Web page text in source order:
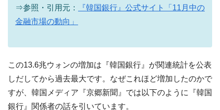
『Money1』
韓国･李在明「青年層の雇用状況が悪い。せ
や、若者に起業させよう」⇒ どんな雇用対策だソレ。
ル。外平債の発行「19.4億ドル」
『Money1』
韓国「ここは北朝鮮なのか。選管がサーバ
ーにウソのデータを入力したのは明白だ」
『Money1』
韓国･李在明さっそく不動産対策で浅薄な発
言。
⇒参照・引用元：
『韓国銀行』公式サイト「11月中の
金融市場の動向」
この13.6兆ウォンの増加は『韓国銀行』が関連統計を公表
しだしてから過去最大です。なぜこれほど増加したのかで
すが、韓国メディア『京郷新聞』では以下のように『韓国
銀行』関係者の話を引いています。